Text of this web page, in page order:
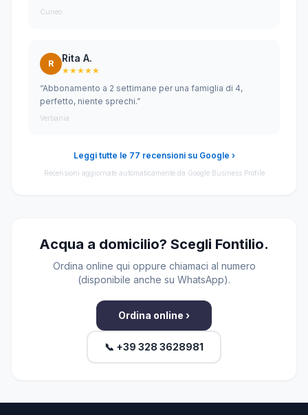
Cuneo
R Rita A.
★★★★★
“Abbonamento a 2 settimane per una famiglia di 4,
perfetto, niente sprechi.”
Verbania
Leggi tutte le 77 recensioni su Google ›
Recensioni aggiornate automaticamente da Google Business Profile
Acqua a domicilio? Scegli Fontilio.
Ordina online qui oppure chiamaci al numero
(disponibile anche su WhatsApp).
Ordina online ›
📞 +39 328 3628981